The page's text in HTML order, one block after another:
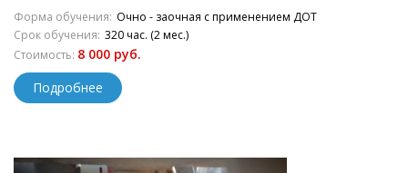
Форма обучения: Очно - заочная с применением ДОТ
Срок обучения: 320 час. (2 мес.)
Стоимость: 8 000 руб.
Подробнее